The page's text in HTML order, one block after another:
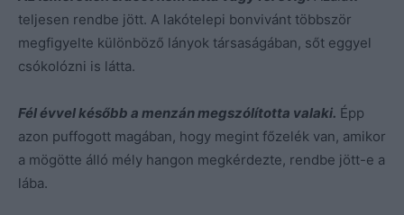
teljesen rendbe jött. A lakótelepi bonvivánt többször
megfigyelte különböző lányok társaságában, sőt eggyel
csókolózni is látta.
Fél évvel később a menzán megszólította valaki. Épp
azon puffogott magában, hogy megint főzelék van, amikor
a mögötte álló mély hangon megkérdezte, rendbe jött-e a
lába.